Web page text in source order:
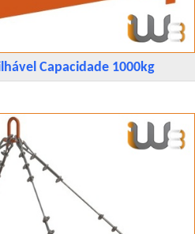
Capacidade 1000kg